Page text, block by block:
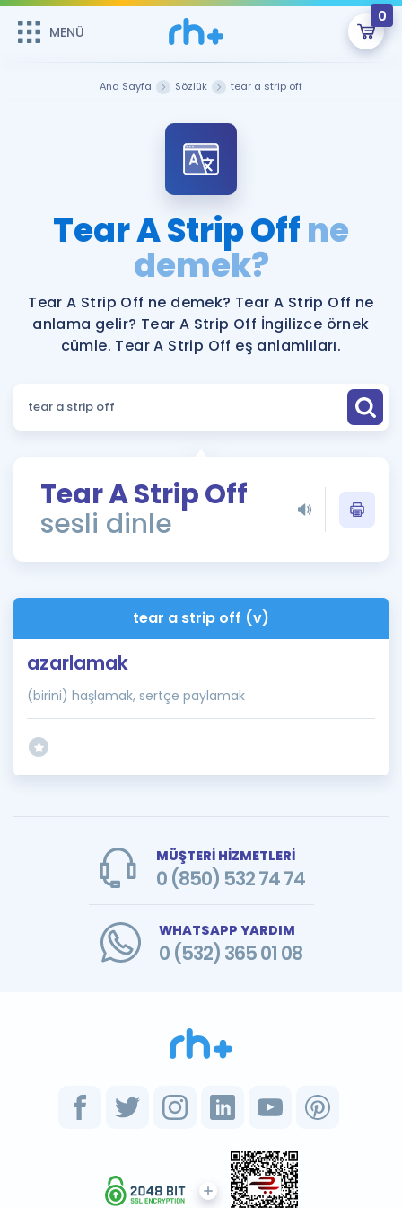
MENÜ
0
Şifremi Hatırlamıyorum
Sepetin Şu An Boş.
Remzi Hoca ile seni sınava hazırlayacak onlarca eğitim seni
bekliyor!
MENÜ
Katılımcı Görüşleri
Faydalı Araçlar
Ücretsiz Kaynaklar
Puan Hesaplama
ÖSYM Sınav Takvimi
Kampanyalar
İngilizce Gramer
İngilizce Gramer
Ana Sayfa Sözlük tear a strip off
Tear A Strip Offne
demek?
Tear A Strip Off ne demek? Tear A Strip Off ne
anlama gelir? Tear A Strip Off İngilizce örnek
cümle. Tear A Strip Off eş anlamlıları.
Tear A Strip Off
sesli dinle
tear a strip off (v)
azarlamak
(birini) haşlamak, sertçe paylamak
MÜŞTERİ HİZMETLERİ
0 (850) 532 74 74
WHATSAPP YARDIM
0 (532) 365 01 08